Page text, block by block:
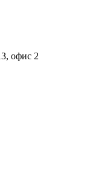
офис 2